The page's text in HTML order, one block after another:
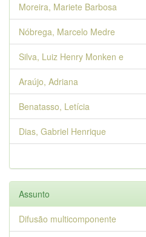
Moreira, Mariete Barbosa
Nóbrega, Marcelo Medre
Silva, Luiz Henry Monken e
Araújo, Adriana
Benatasso, Letícia
Dias, Gabriel Henrique
Assunto
Difusão multicomponente